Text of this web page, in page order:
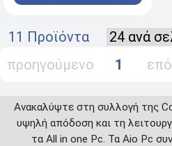
11 Προϊόντα
προηγούμενο
1
Ανακαλύψτε στη συλλογή της
υψηλή απόδοση και τη
τα All in one Pc. Τα Aio Pc